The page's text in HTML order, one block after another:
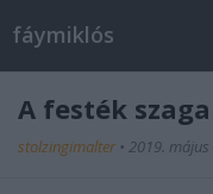
fáymiklós
A festék szaga
stolzingimalter • 2019. május